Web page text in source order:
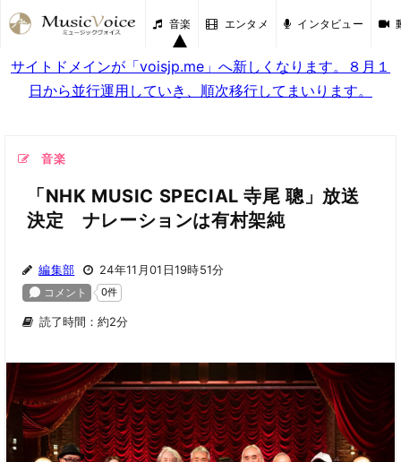
音楽 エンタメ インタビュー
サイトドメインが「voisjp.me」へ新しくなります。８月１
日から並行運用していき、順次移行してまいります。
音楽
「NHK MUSIC SPECIAL 寺尾 聰」放送
決定 ナレーションは有村架純
編集部 24年11月01日19時51分
読了時間：約2分